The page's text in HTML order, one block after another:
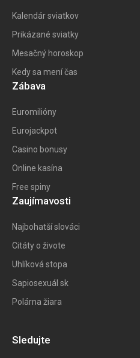
Kalendár sviatkov
Prikázané sviatky
Mesačný horoskop
Kedy sa mení čas
Zábava
Euromilióny
Eurojackpot
Casino bonusy
Online kasína
Free spiny
Zaujímavosti
Najbohatší slováci
Citáty o živote
Uhlíková stopa
Sapiosexuál sk
Polárna žiara
Sledujte